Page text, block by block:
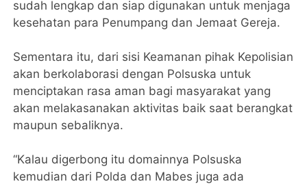
sudah lengkap dan siap digunakan untuk menjaga
kesehatan para Penumpang dan Jemaat Gereja.
Sementara itu, dari sisi Keamanan pihak Kepolisian
akan berkolaborasi dengan Polsuska untuk
menciptakan rasa aman bagi masyarakat yang
akan melakasanakan aktivitas baik saat berangkat
maupun sebaliknya.
“Kalau digerbong itu domainnya Polsuska
kemudian dari Polda dan Mabes juga ada